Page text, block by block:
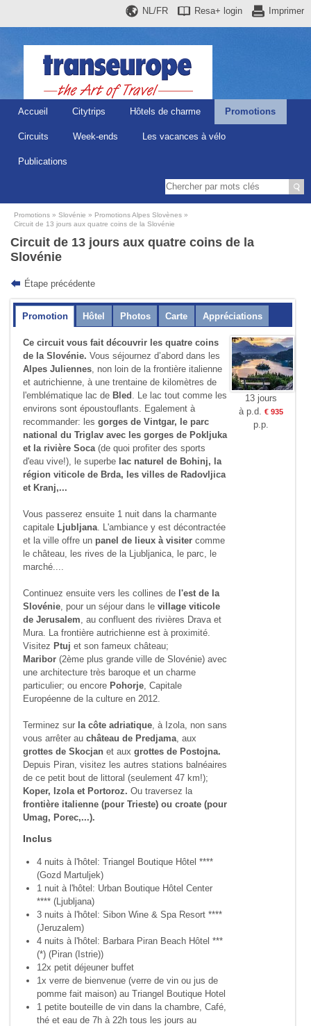
Imprimer
Resa+ login
NL/FR
Accueil Citytrips Hôtels de charme Promotions
Circuits Week-ends Les vacances à vélo
Publications
Promotions Slovénie
Promotions Alpes Slovènes
Circuit de 13 jours aux quatre coins de la Slovénie
Circuit de 13 jours aux quatre coins de la
Slovénie
Étape précédente
Promotion Hôtel Photos Carte Appréciations
Ce circuit vous fait découvrir les quatre coins
de la Slovénie. Vous séjournez d’abord dans les
Alpes Juliennes, non loin de la frontière italienne
et autrichienne, à une trentaine de kilomètres de
l'emblématique lac de Bled . Le lac tout comme les
environs sont époustouflants. Egalement à
recommander: lesgorges de Vintgar, le parc
national du Triglav avec les gorges de Pokljuka
et la rivière Soca(de quoi profiter des sports
d'eau vive!), le superbe lac naturel de Bohinj, la
région viticole de Brda, les villes de Radovljica
et Kranj,...
Vous passerez ensuite 1 nuit dans la charmante
capitale Ljubljana. L'ambiance y est décontractée
et la ville offre un panel de lieux à visiter comme
le château, les rives de la Ljubljanica, le parc, le
marché....
Continuez ensuite vers les collines de l'est de la
Slovénie, pour un séjour dans levillage viticole
de Jerusalem, au confluent des rivières Drava et
Mura. La frontière autrichienne est à proximité.
Visitez Ptujet son fameux château;
Maribor(2ème plus grande ville de Slovénie) avec
une architecture très baroque et un charme
particulier; ou encore Pohorje, Capitale
Européenne de la culture en 2012.
Terminez sur la côte adriatique, à Izola, non sans
vous arrêter auchâteau de Predjama, aux
grottes de Skocjan et auxgrottes de Postojna.
Depuis Piran, visitez les autres stations balnéaires
de ce petit bout de littoral (seulement 47 km!);
Koper, Izola et Portoroz. Ou traversez la
frontière italienne (pour Trieste) ou croate (pour
Umag, Porec,...).
Inclus
4 nuits à l'hôtel: Triangel Boutique Hôtel ****
(Gozd Martuljek)
1 nuit à l'hôtel: Urban Boutique Hôtel Center
**** (Ljubljana)
3 nuits à l'hôtel: Sibon Wine & Spa Resort ****
(Jeruzalem)
4 nuits à l'hôtel: Barbara Piran Beach Hôtel ***
(*) (Piran (Istrie))
12x petit déjeuner buffet
1x verre de bienvenue (verre de vin ou jus de
pomme fait maison) au Triangel Boutique Hotel
1 petite bouteille de vin dans la chambre, Café,
thé et eau de 7h à 22h tous les jours au
13 jours
à p.d.
€ 935
p.p.